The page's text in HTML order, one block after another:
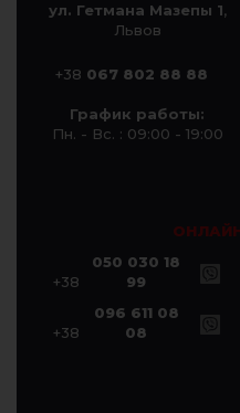
ул. Гетмана Мазепы 1,
Львов
+38 067 802 88 88
График работы:
Пн. - Вс. : 09:00 - 19:00
+38
050 030 18
99
+38
096 611 08
08